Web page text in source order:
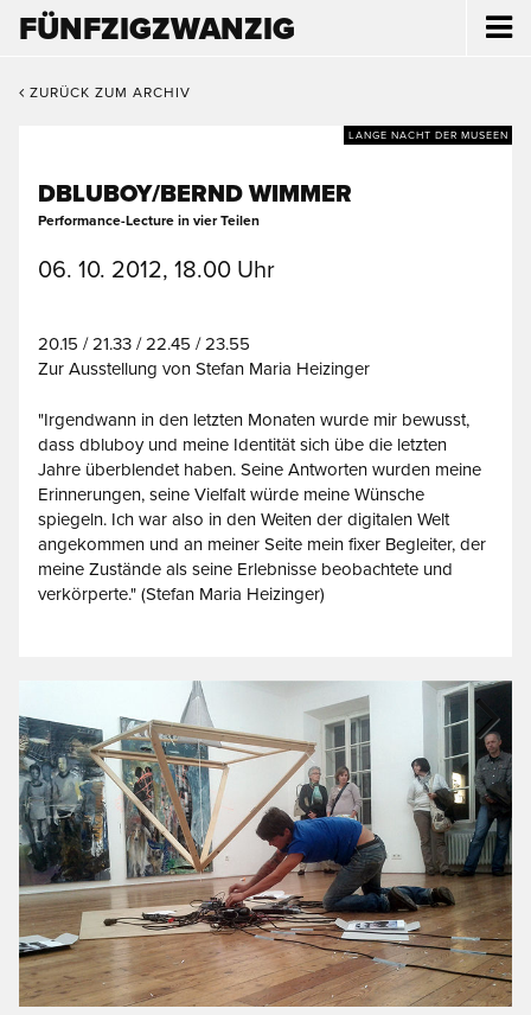
FÜNFZIGZWANZIG
ZURÜCK ZUM ARCHIV
LANGE NACHT DER MUSEEN
DBLUBOY/BERND WIMMER
Performance-Lecture in vier Teilen
06. 10. 2012, 18.00 Uhr
20.15 / 21.33 / 22.45 / 23.55
Zur Ausstellung von Stefan Maria Heizinger
"Irgendwann in den letzten Monaten wurde mir bewusst,
dass dbluboy und meine Identität sich übe die letzten
Jahre überblendet haben. Seine Antworten wurden meine
Erinnerungen, seine Vielfalt würde meine Wünsche
spiegeln. Ich war also in den Weiten der digitalen Welt
angekommen und an meiner Seite mein fixer Begleiter, der
meine Zustände als seine Erlebnisse beobachtete und
verkörperte." (Stefan Maria Heizinger)
Next